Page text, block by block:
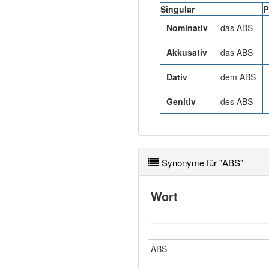
Singular
Nominativ
das ABS
Akkusativ das ABS
Dativ dem ABS
Genitiv des ABS
Synonyme für "ABS"
Wort
ABS